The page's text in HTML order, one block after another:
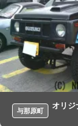
与那原町
オリ